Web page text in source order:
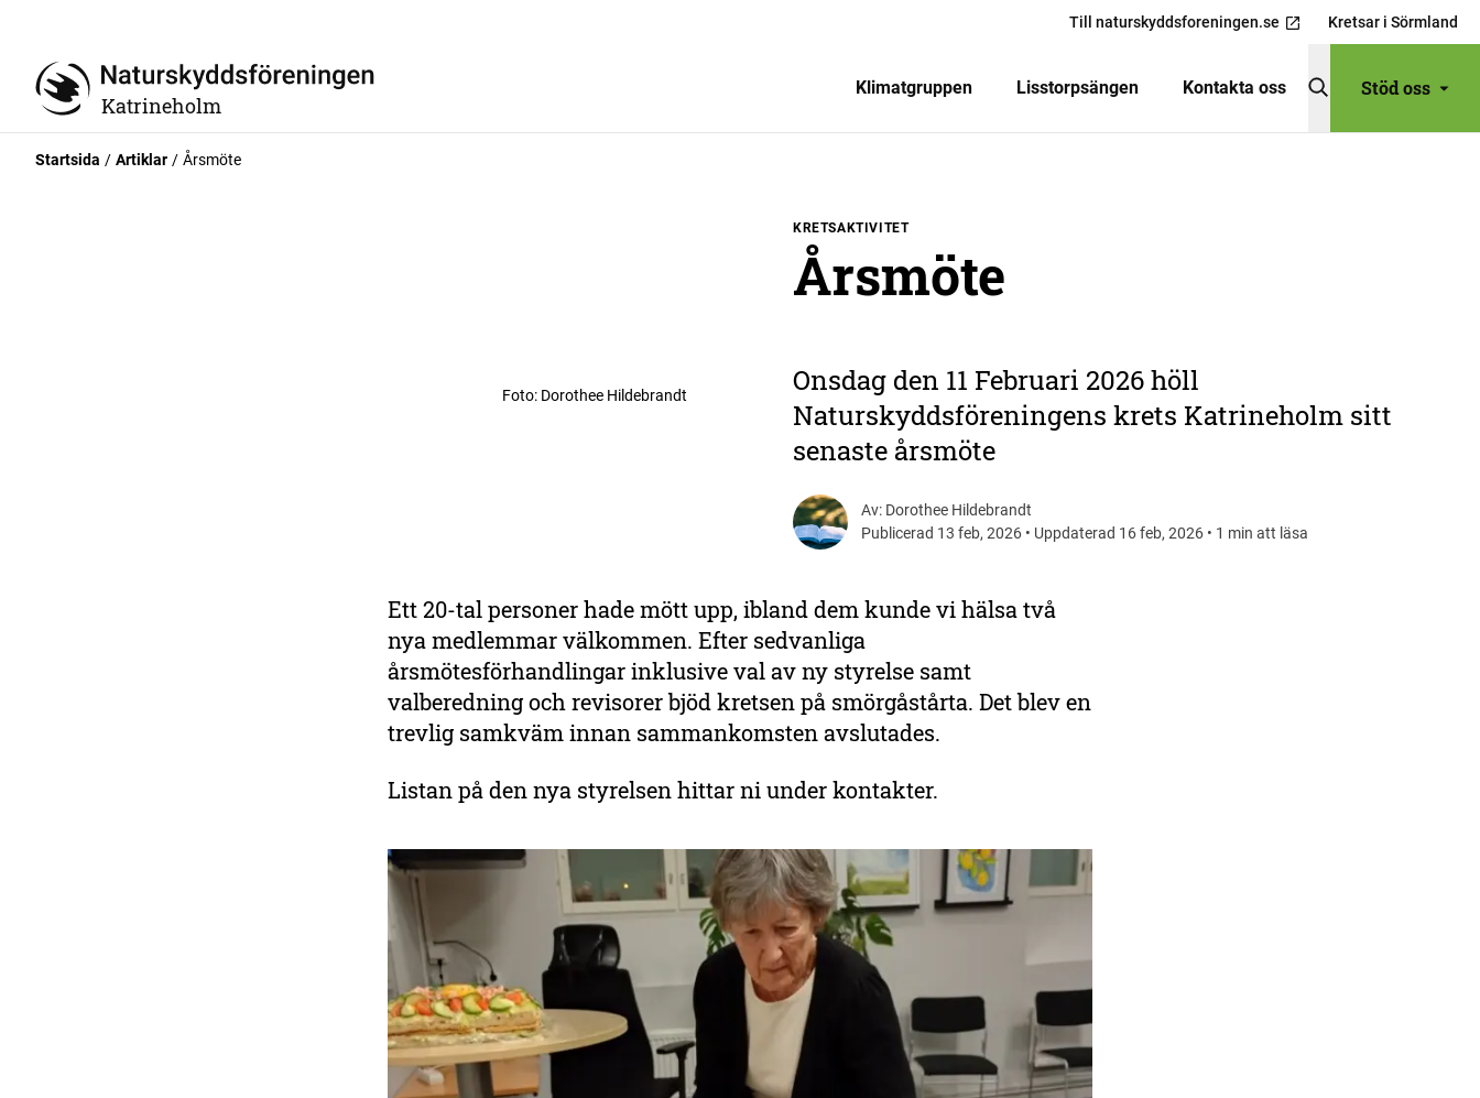
Till naturskyddsforeningen.se Kretsar i Sörmland
Katrineholm
Klimatgruppen Lisstorpsängen Kontakta oss Stöd oss
Startsida Artiklar Årsmöte
Foto: Dorothee Hildebrandt
KRETSAKTIVITET
Årsmöte
Onsdag den 11 Februari 2026 höll
Naturskyddsföreningens krets Katrineholm sitt
senaste årsmöte
Av: Dorothee Hildebrandt
Publicerad 13 feb, 2026 • Uppdaterad 16 feb, 2026 • 1 min att läsa
Ett 20-tal personer hade mött upp, ibland dem kunde vi hälsa två
nya medlemmar välkommen. Efter sedvanliga
årsmötesförhandlingar inklusive val av ny styrelse samt
valberedning och revisorer bjöd kretsen på smörgåstårta. Det blev en
trevlig samkväm innan sammankomsten avslutades.
Listan på den nya styrelsen hittar ni under kontakter.